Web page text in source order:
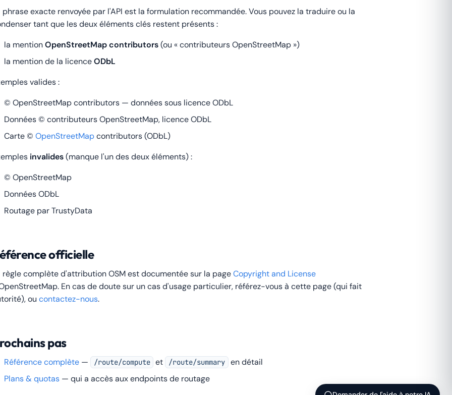
phrase exacte renvoyée par l'API est la formulation recommandée. Vous pouvez la traduire ou la
tant que les deux éléments clés restent présents :
la mentionOpenStreetMap contributors(ou « contributeurs OpenStreetMap »)
la mention de la licenceODbL
valides :
© OpenStreetMap contributors — données sous licence ODbL
Données © contributeurs OpenStreetMap, licence ODbL
Carte © OpenStreetMapcontributors (ODbL)
invalides(manque l'un des deux éléments) :
© OpenStreetMap
Données ODbL
Routage par TrustyData
officielle
règle complète d'attribution OSM est documentée sur la pageCopyright and License
En cas de doute sur un cas d'usage particulier, référez-vous à cette page (qui fait
ou contactez-nous.
pas
Référence complète — /route/compute et /route/summary
en détail
Plans & quotas — qui a accès aux endpoints de routage